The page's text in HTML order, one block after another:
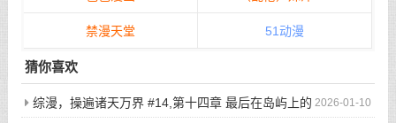
禁漫天堂 51动漫
猜你喜欢
2026-01-10
综漫，操遍诸天万界 #14,第十四章 最后在岛屿上的